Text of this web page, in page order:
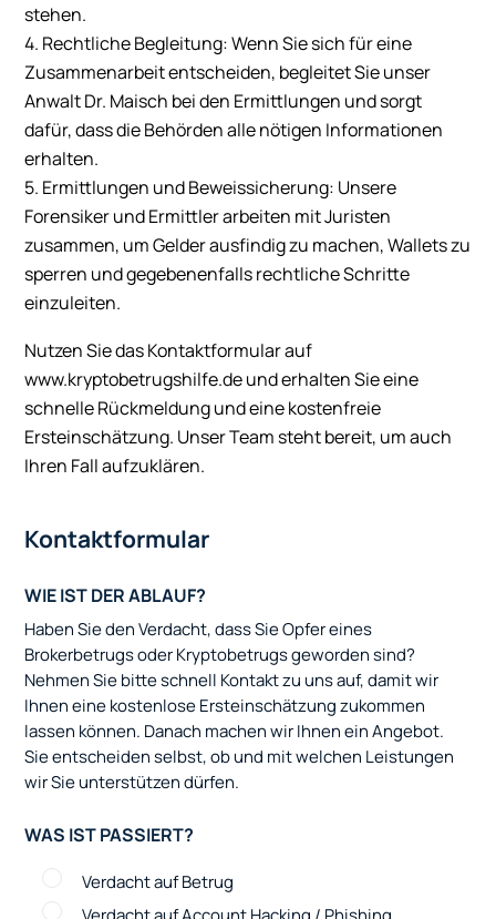
stehen.
4. Rechtliche Begleitung: Wenn Sie sich für eine
Zusammenarbeit entscheiden, begleitet Sie unser
Anwalt Dr. Maisch bei den Ermittlungen und sorgt
dafür, dass die Behörden alle nötigen Informationen
erhalten.
5. Ermittlungen und Beweissicherung: Unsere
Forensiker und Ermittler arbeiten mit Juristen
zusammen, um Gelder ausfindig zu machen, Wallets zu
sperren und gegebenenfalls rechtliche Schritte
einzuleiten.
Nutzen Sie das Kontaktformular auf
www.kryptobetrugshilfe.de und erhalten Sie eine
schnelle Rückmeldung und eine kostenfreie
Ersteinschätzung. Unser Team steht bereit, um auch
Ihren Fall aufzuklären.
Kontaktformular
WIE IST DER ABLAUF?
Haben Sie den Verdacht, dass Sie Opfer eines
Brokerbetrugs oder Kryptobetrugs geworden sind?
Nehmen Sie bitte schnell Kontakt zu uns auf, damit wir
Ihnen eine kostenlose Ersteinschätzung zukommen
lassen können. Danach machen wir Ihnen ein Angebot.
Sie entscheiden selbst, ob und mit welchen Leistungen
wir Sie unterstützen dürfen.
WAS IST PASSIERT?
Verdacht auf Betrug
Verdacht auf Account Hacking / Phishing